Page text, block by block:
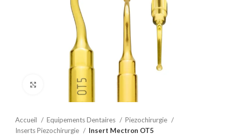
Cliquez pour agrandir
Accueil Equipements Dentaires
Piezochirurgie
Inserts Piezochirurgie
Insert Mectron OT5